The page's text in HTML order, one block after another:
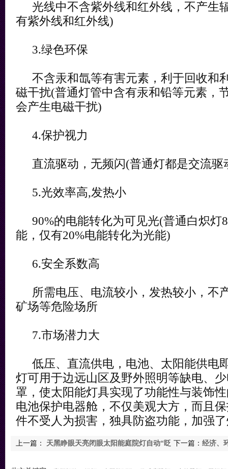
光线中不含紫外线和红外线，不产生
有紫外线和红外线)
3.绿色环保
不含汞和氙等有害元素，利于回收和
磁干扰(普通灯管中含有汞和铅等元素，
会产生电磁干扰)
4.保护视力
直流驱动，无频闪(普通灯都是交流驱
5.光效率高,发热小
90%的电能转化为可见光(普通白炽灯
能，仅有20%电能转化为光能)
6.安全系数高
所需电压、电流较小，发热较小，不
矿场等危险场所
7.市场潜力大
低压、直流供电，电池、太阳能供电
灯可用于边远山区及野外照明等缺电、
罩，使太阳能灯具实现了功能性与装饰
电池保护电器舱，不仅美观大方，而且
件不受人为损害，独具防盗功能，加强
下一篇： 经济、
上一篇：
天黑睁眼天亮闭眼太阳能庭院灯自动“眨